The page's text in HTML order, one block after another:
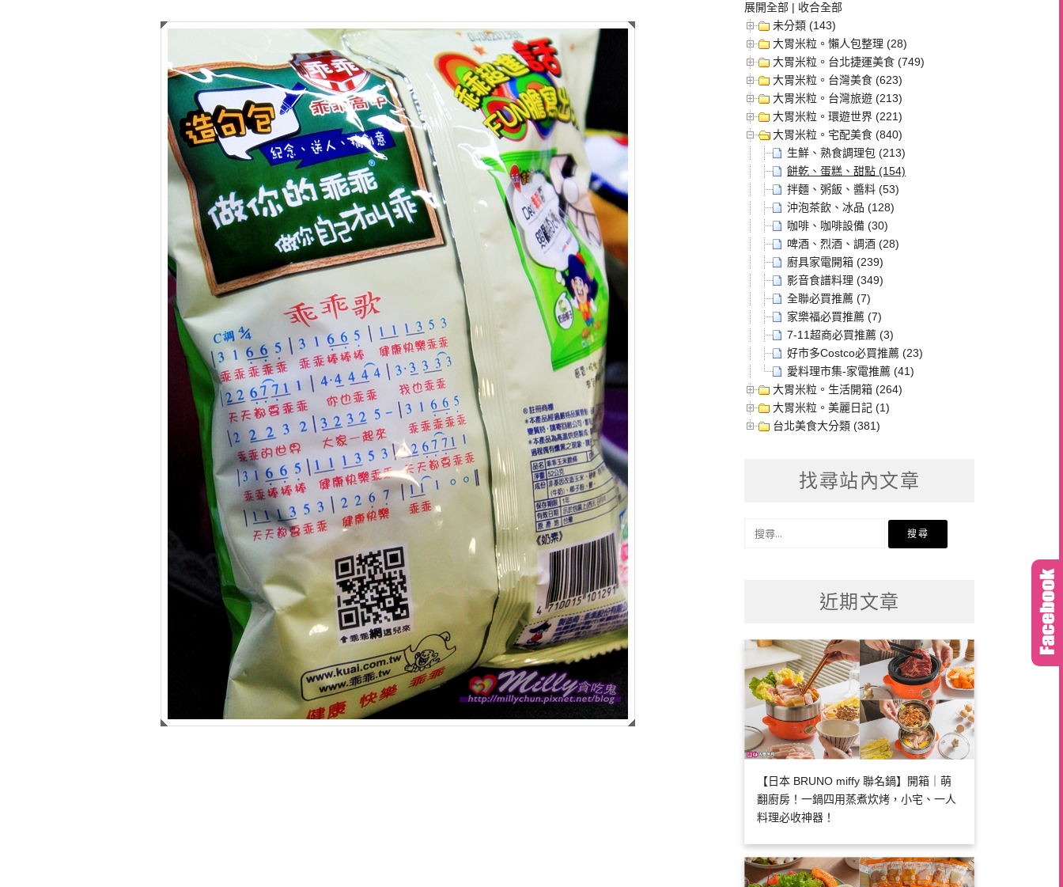
展開全部 | 收合全部
未分類 (143)
大胃米粒。懶人包整理 (28)
大胃米粒。台北捷運美食 (749)
大胃米粒。台灣美食 (623)
大胃米粒。台灣旅遊 (213)
大胃米粒。環遊世界 (221)
大胃米粒。宅配美食 (840)
生鮮、熟食調理包 (213)
餅乾、蛋糕、甜點 (154)
拌麵、粥飯、醬料 (53)
沖泡茶飲、冰品 (128)
咖啡、咖啡設備 (30)
啤酒、烈酒、調酒 (28)
廚具家電開箱 (239)
影音食譜料理 (349)
全聯必買推薦 (7)
家樂福必買推薦 (7)
7-11超商必買推薦 (3)
好市多Costco必買推薦 (23)
愛料理市集-家電推薦 (41)
大胃米粒。生活開箱 (264)
大胃米粒。美麗日記 (1)
台北美食大分類 (381)
找尋站內文章
近期文章
【日本 BRUNO miffy 聯名鍋】開箱｜萌
翻廚房！一鍋四用蒸煮炊烤，小宅、一人
料理必收神器！